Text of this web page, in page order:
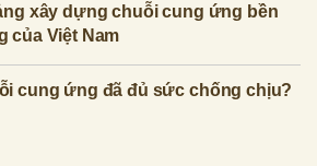
xây dựng chuỗi cung ứng bền
của Việt Nam
cung ứng đã đủ sức chống chịu?